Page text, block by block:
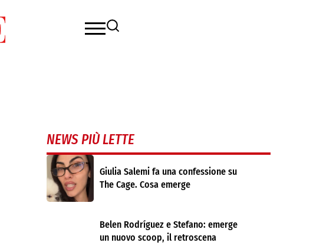
NEWS PIÙ LETTE
Giulia Salemi fa una confessione su
The Cage. Cosa emerge
Belen Rodríguez e Stefano: emerge
un nuovo scoop, il retroscena